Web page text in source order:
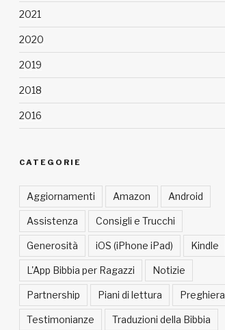
2021
2020
2019
2018
2016
CATEGORIE
Aggiornamenti Amazon Android
Assistenza Consigli e Trucchi
Generosità iOS (iPhone iPad) Kindle
L'App Bibbia per Ragazzi Notizie
Partnership Piani di lettura Preghiera
Testimonianze Traduzioni della Bibbia